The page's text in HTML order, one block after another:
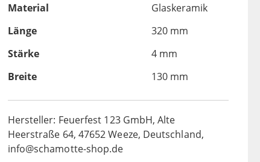
Material
Glaskeramik
Länge
320 mm
Stärke
4 mm
Breite
130 mm
Hersteller: Feuerfest 123 GmbH, Alte
Heerstraße 64, 47652 Weeze, Deutschland,
info@schamotte-shop.de